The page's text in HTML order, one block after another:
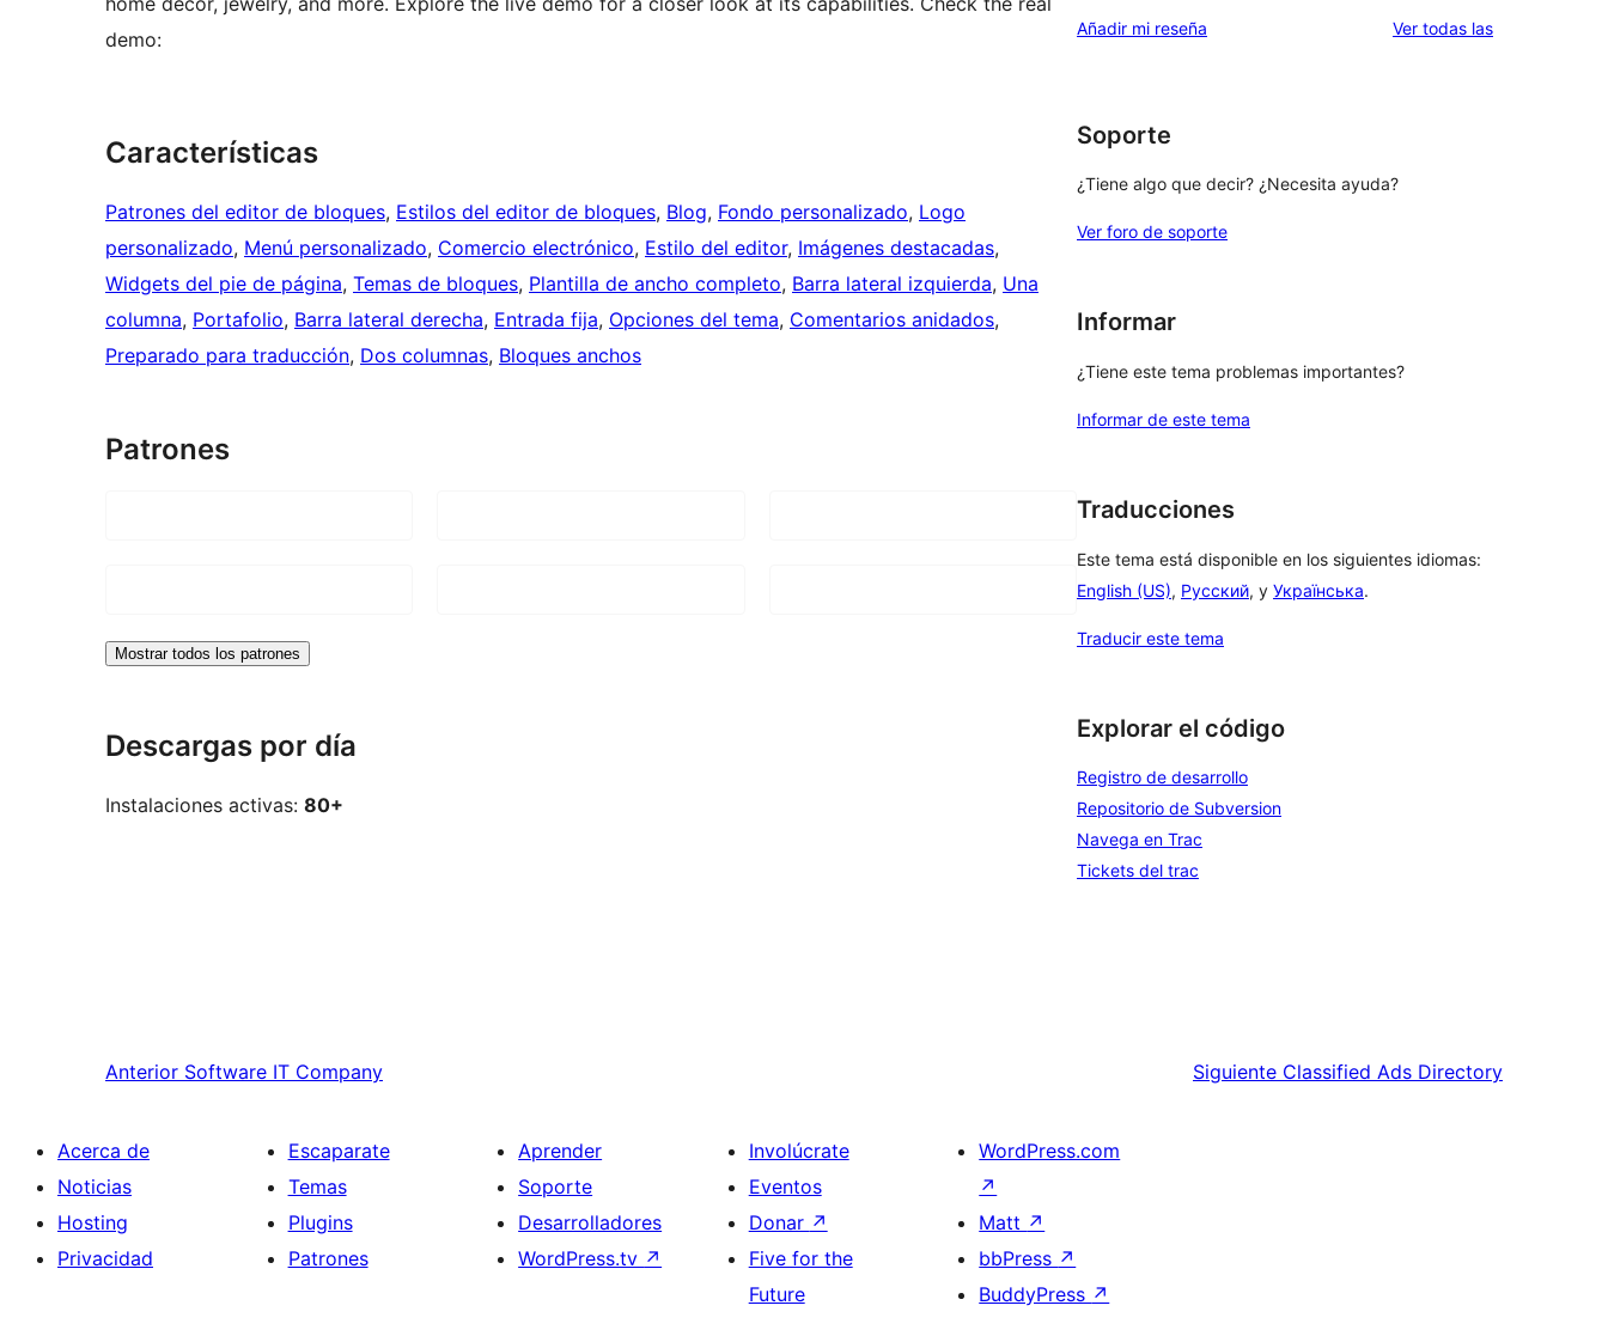
demo:
Características
Patrones del editor de bloques, Estilos del editor de bloques, Blog, Fondo personalizado, Logo
personalizado, Menú personalizado, Comercio electrónico, Estilo del editor, Imágenes destacadas
Widgets del pie de página, Temas de bloques, Plantilla de ancho completo, Barra lateral izquierda, Una
columna, Portafolio, Barra lateral derecha, Entrada fija, Opciones del tema, Comentarios anidados
Preparado para traducción, Dos columnas, Bloques anchos
Patrones
Mostrar todos los patrones
Descargas por día
Instalaciones activas: 80+
Añadir mi reseña Ver todas lasvaloraciones
Soporte
¿Tiene algo que decir? ¿Necesita ayuda?
Ver foro de soporte
Informar
¿Tiene este tema problemas importantes?
Informar de este tema
Traducciones
Este tema está disponible en los siguientes idiomas:
English (US), Русский, y Українська.
Traducir este tema
Explorar el código
Registro de desarrollo
Repositorio de Subversion
Navega en Trac
Tickets del trac
Anterior Software IT Company Siguiente Classified Ads Directory
Acerca de
Noticias
Hosting
Privacidad
Escaparate
Temas
Plugins
Patrones
Aprender
Soporte
Desarrolladores
WordPress.tv ↗
Involúcrate
Eventos
Donar ↗
Five for the
Future
WordPress.com
↗
Matt ↗
bbPress ↗
BuddyPress ↗